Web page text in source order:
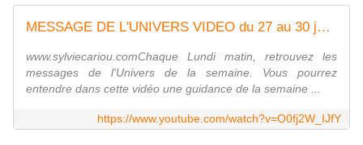
MESSAGE DE L'UNIVERS VIDEO du 27 au 30 juin 2022 LE BEBE ANNONCE UNE NOUVELLE VIE
www.sylviecariou.comChaque Lundi matin, retrouvez les
messages de l'Univers de la semaine. Vous pourrez
entendre dans cette vidéo une guidance de la semaine ...
https://www.youtube.com/watch?v=O0fj2W_IJfY